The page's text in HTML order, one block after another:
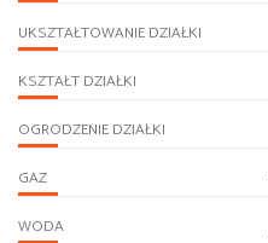
UKSZTAŁTOWANIE DZIAŁKI
KSZTAŁT DZIAŁKI
OGRODZENIE DZIAŁKI
GAZ
WODA